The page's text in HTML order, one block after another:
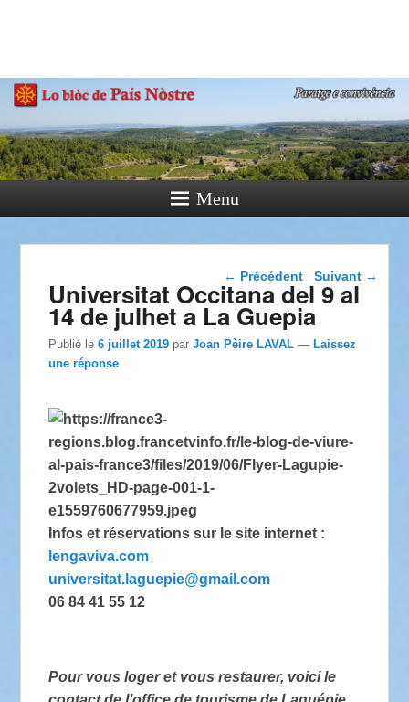
Paratge e Convivència
Menu
Navigation dans les
articles
← Précédent Suivant →
Universitat Occitana del 9 al
14 de julhet a La Guepia
Publié le6 juillet 2019 parJoan Pèire LAVAL —Laissez
une réponse
Infos et réservations sur le site internet :
lengaviva.com
universitat.laguepie@gmail.com
06 84 41 55 12
Pour vous loger et vous restaurer, voici le